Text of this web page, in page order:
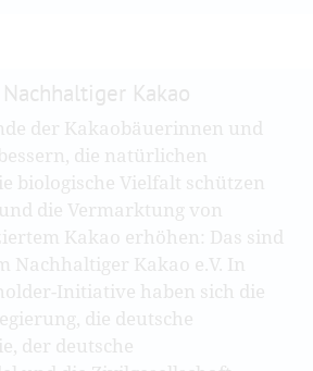
Kakao
der Kakaobäuerinnen und
die natürlichen
biologische Vielfalt schützen
die Vermarktung von
Kakao erhöhen: Das sind
Nachhaltiger Kakao e.V. In
Initiative haben sich die
die deutsche
der deutsche